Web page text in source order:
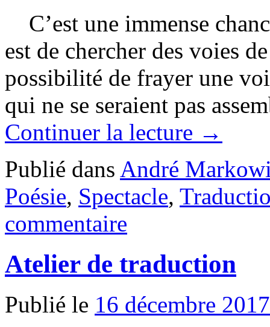
C’est une immense
est de chercher des voies
possibilité de frayer une
qui ne se seraient pas
Continuer la lecture →
Publié dans André
Poésie, Spectacle,
commentaire
Atelier de traduction
Publié le 16 décembre 2017